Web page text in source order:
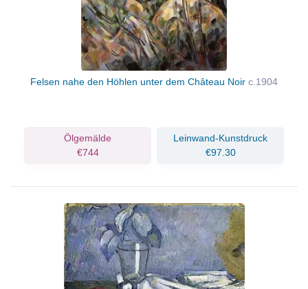
Felsen nahe den Höhlen unter dem Château Noir c.1904
Ölgemälde
€744
Leinwand-Kunstdruck
€97.30